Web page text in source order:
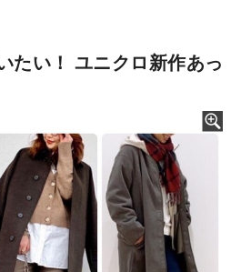
たい！ ユニクロ新作あっ